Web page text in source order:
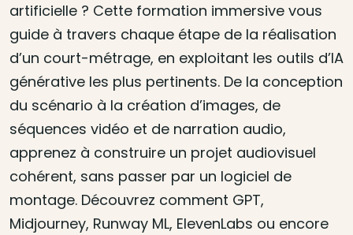
artificielle ? Cette formation immersive vous
guide à travers chaque étape de la réalisation
d’un court-métrage, en exploitant les outils d’IA
générative les plus pertinents. De la conception
du scénario à la création d’images, de
séquences vidéo et de narration audio,
apprenez à construire un projet audiovisuel
cohérent, sans passer par un logiciel de
montage. Découvrez comment GPT,
Midjourney, Runway ML, ElevenLabs ou encore